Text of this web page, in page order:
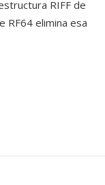
RIFF de
RF64 elimina esa